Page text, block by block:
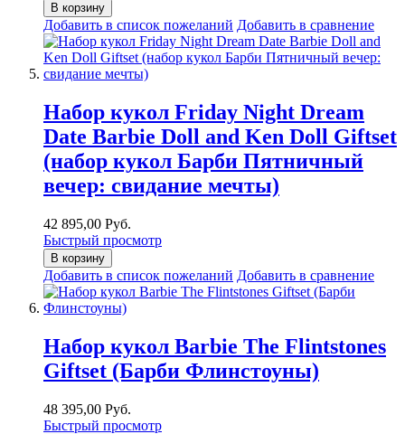
В корзину
Добавить в список пожеланий Добавить в сравнение
Набор кукол Friday Night Dream
Date Barbie Doll and Ken Doll Giftset
(набор кукол Барби Пятничный
вечер: свидание мечты)
42 895,00 Руб.
Быстрый просмотр
В корзину
Добавить в список пожеланий Добавить в сравнение
Набор кукол Barbie The Flintstones
Giftset (Барби Флинстоуны)
48 395,00 Руб.
Быстрый просмотр